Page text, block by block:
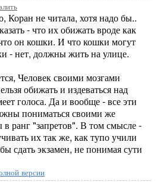
Коран не читала, хотя надо бы..
- что их обижать вроде как
он кошки. И что кошки могут
- нет, должны жить на улице.
Человек своими мозгами
обижать и издеваться над
голоса. Да и вообще - все эти
пониматься своими же
в ранг "запретов". В том смысле -
их так же, как тупо учили
сдать экзамен, не понимая сути
версии